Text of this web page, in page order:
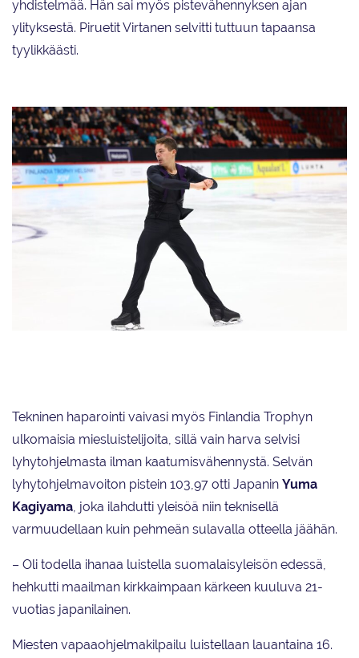
yhdistelmää. Hän sai myös pistevähennyksen ajan
ylityksestä. Piruetit Virtanen selvitti tuttuun tapaansa
tyylikkäästi.
Tekninen haparointi vaivasi myös Finlandia Trophyn
ulkomaisia miesluistelijoita, sillä vain harva selvisi
lyhytohjelmasta ilman kaatumisvähennystä. Selvän
lyhytohjelmavoiton pistein 103,97 otti Japanin Yuma
Kagiyama , joka ilahdutti yleisöä niin teknisellä
varmuudellaan kuin pehmeän sulavalla otteella jäähän.
– Oli todella ihanaa luistella suomalaisyleisön edessä,
hehkutti maailman kirkkaimpaan kärkeen kuuluva 21-
vuotias japanilainen.
Miesten vapaaohjelmakilpailu luistellaan lauantaina 16.